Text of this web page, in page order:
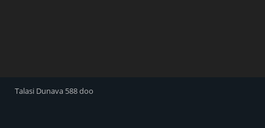
Talasi Dunava 588 doo